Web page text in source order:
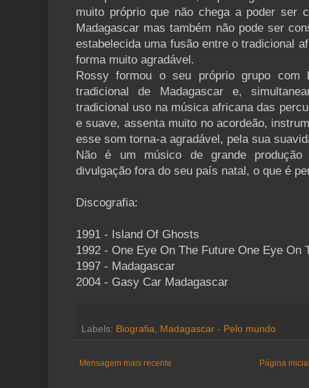
muito próprio que não chega a poder ser
Madagascar mas também não pode ser
estabelecida uma fusão entre o tradicional
forma muito agradável.
Rossy formou o seu próprio grupo com
tradicional de Madagascar e,
tradicional uso na música africana das
e suave, assenta muito no acordeão,
esse som torna-a agradável, pela sua
Não é um músico de grande produção
divulgação fora do seu país natal, o que é
Discografia:
1991 - Island Of Ghosts
1992 - One Eye On The Future One Eye On
1997 - Madagascar
2004 - Gasy Car Madagascar
Labels: Biografia, Madagascar - Pelo mundo
Mensagem mais recente Página